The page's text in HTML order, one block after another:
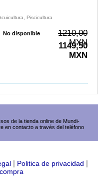
Piscicultura
No disponible
1210,00
MXN
1149,50
MXN
de la tienda online de Mundi-
en contacto a través del teléfono
| Politica de privacidad |